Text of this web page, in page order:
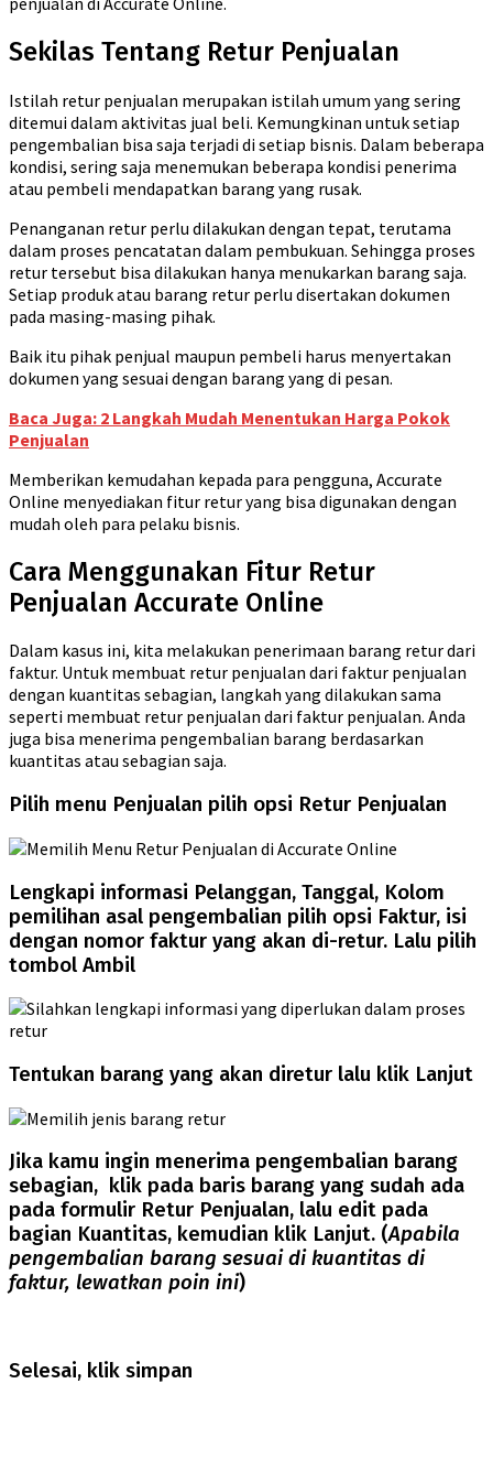
Sekilas Tentang Retur Penjualan
Istilah retur penjualan merupakan istilah umum yang sering
ditemui dalam aktivitas jual beli. Kemungkinan untuk setiap
pengembalian bisa saja terjadi di setiap bisnis. Dalam beberapa
kondisi, sering saja menemukan beberapa kondisi penerima
atau pembeli mendapatkan barang yang rusak.
Penanganan retur perlu dilakukan dengan tepat, terutama
dalam proses pencatatan dalam pembukuan. Sehingga proses
retur tersebut bisa dilakukan hanya menukarkan barang saja.
Setiap produk atau barang retur perlu disertakan dokumen
pada masing-masing pihak.
Baik itu pihak penjual maupun pembeli harus menyertakan
dokumen yang sesuai dengan barang yang di pesan.
Baca Juga: 2 Langkah Mudah Menentukan Harga Pokok
Penjualan
Memberikan kemudahan kepada para pengguna, Accurate
Online menyediakan fitur retur yang bisa digunakan dengan
mudah oleh para pelaku bisnis.
Cara Menggunakan Fitur Retur
Penjualan Accurate Online
Dalam kasus ini, kita melakukan penerimaan barang retur dari
faktur. Untuk membuat retur penjualan dari faktur penjualan
dengan kuantitas sebagian, langkah yang dilakukan sama
seperti membuat retur penjualan dari faktur penjualan. Anda
juga bisa menerima pengembalian barang berdasarkan
kuantitas atau sebagian saja.
Pilih menu Penjualan pilih opsi Retur Penjualan
Lengkapi informasi Pelanggan, Tanggal, Kolom
pemilihan asal pengembalian pilih opsi Faktur, isi
dengan nomor faktur yang akan di-retur. Lalu pilih
tombol Ambil
Tentukan barang yang akan diretur lalu klik Lanjut
Jika kamu ingin menerima pengembalian barang
sebagian, klik pada baris barang yang sudah ada
pada formulir Retur Penjualan, lalu edit pada
bagian Kuantitas, kemudian klik Lanjut. (Apabila
pengembalian barang sesuai di kuantitas di
faktur, lewatkan poin ini)
Selesai, klik simpan